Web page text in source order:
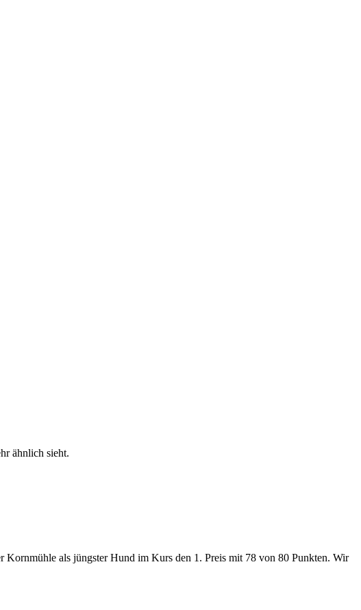
ähnlich sieht.
Kornmühle als jüngster Hund im Kurs den 1. Preis mit 78 von 80 Punkten. Wir